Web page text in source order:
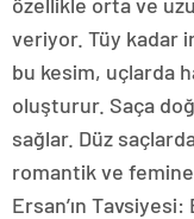
veriyor. Tüy kadar
bu kesim, uçlarda
oluşturur. Saça
sağlar. Düz
romantik ve
Ersan’ın